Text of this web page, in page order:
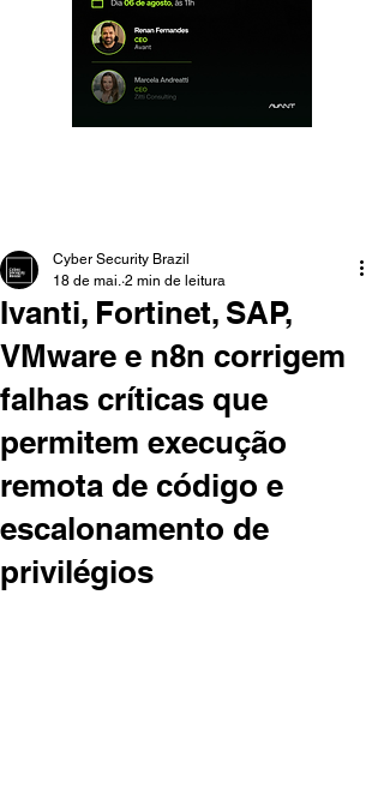
Ivanti, Fortinet, SAP,
VMware e n8n corrigem
falhas críticas que
permitem execução
remota de código e
escalonamento de
privilégios
Cyber Security Brazil
18 de mai. 2 min de leitura